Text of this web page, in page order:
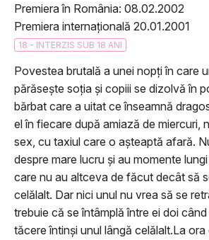
Premiera în România: 08.02.2002
Premiera internațională 20.01.2001
18 - INTERZIS SUB 18 ANI
Povestea brutală a unei nopți în care
părăsește soția și copiii se dizolvă în
bărbat care a uitat ce înseamnă
el în fiecare după amiază de miercuri,
sex, cu taxiul care o așteaptă afară.
despre mare lucru și au momente
care nu au altceva de făcut decât să
celălalt. Dar nici unul nu vrea să se
trebuie că se întâmplă între ei doi
tăcere întinși unul lângă celălalt.La